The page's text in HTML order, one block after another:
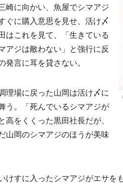
崎に向かい、魚屋でシマアジ
ぐに購入意思を見せ、活け〆
はこれを見て、「生きている
アジは敵わない」と強行に反
言に耳を貸さない。
理場に戻った山岡は活け〆に
う。「死んでいるシマアジが
高をくくった黒田社長だが、
山岡のシマアジのほうが美味
けすに入ったシマアジがエサを